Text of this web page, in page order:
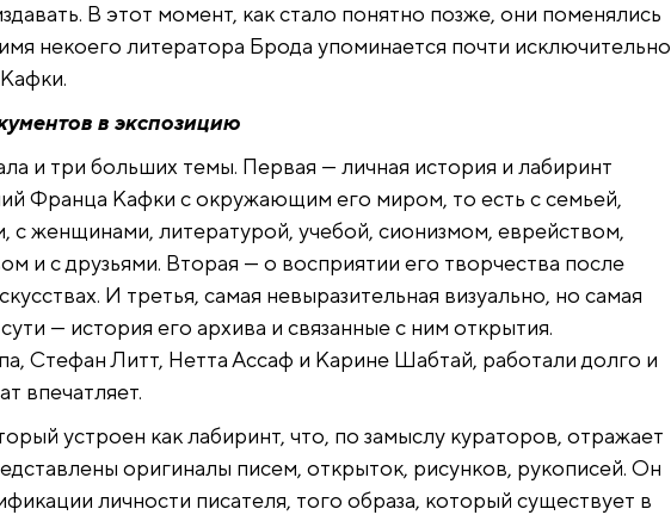
В этот момент, как стало понятно позже, они поменялись
некоего литератора Брода упоминается почти исключительно
в экспозицию
и три больших темы. Первая — личная история и лабиринт
Франца Кафки с окружающим его миром, то есть с семьей,
с женщинами, литературой, учебой, сионизмом, еврейством,
и с друзьями. Вторая — о восприятии его творчества после
И третья, самая невыразительная визуально, но самая
— история его архива и связанные с ним открытия.
Стефан Литт, Нетта Ассаф и Карине Шабтай, работали долго и
впечатляет.
устроен как лабиринт, что, по замыслу кураторов, отражает
оригиналы писем, открыток, рисунков, рукописей. Он
личности писателя, того образа, который существует в